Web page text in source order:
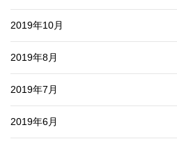
2019年10月
2019年8月
2019年7月
2019年6月